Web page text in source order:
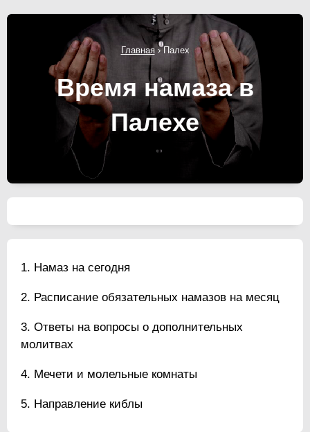
Главная›Палех
Время намаза в
Палехе
Намаз на сегодня
Расписание обязательных намазов на месяц
Ответы на вопросы о дополнительных
молитвах
Мечети и молельные комнаты
Направление киблы